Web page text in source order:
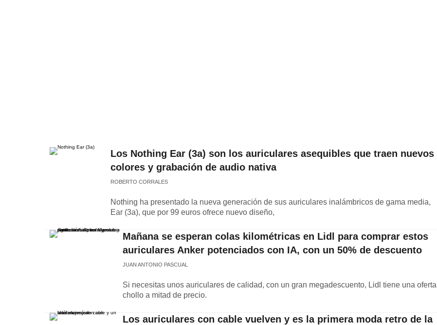
Los Nothing Ear (3a) son los auriculares asequibles que traen nuevos
colores y grabación de audio nativa
ROBERTO CORRALES
Nothing ha presentado la nueva generación de sus auriculares inalámbricos de gama media,
Ear (3a), que por 99 euros ofrece nuevo diseño,
Mañana se esperan colas kilométricas en Lidl para comprar estos
auriculares Anker potenciados con IA, con un 50% de descuento
JUAN ANTONIO PASCUAL
Si necesitas unos auriculares de calidad, con un gran megadescuento, Lidl tiene una oferta
chollo a mitad de precio.
Los auriculares con cable vuelven y es la primera moda retro de la